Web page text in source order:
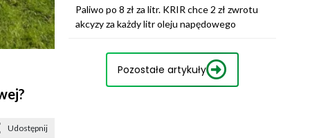
Udostępnij
Paliwo po 8 zł za litr. KRIR chce 2 zł zwrotu
akcyzy za każdy litr oleju napędowego
Pozostałe artykuły